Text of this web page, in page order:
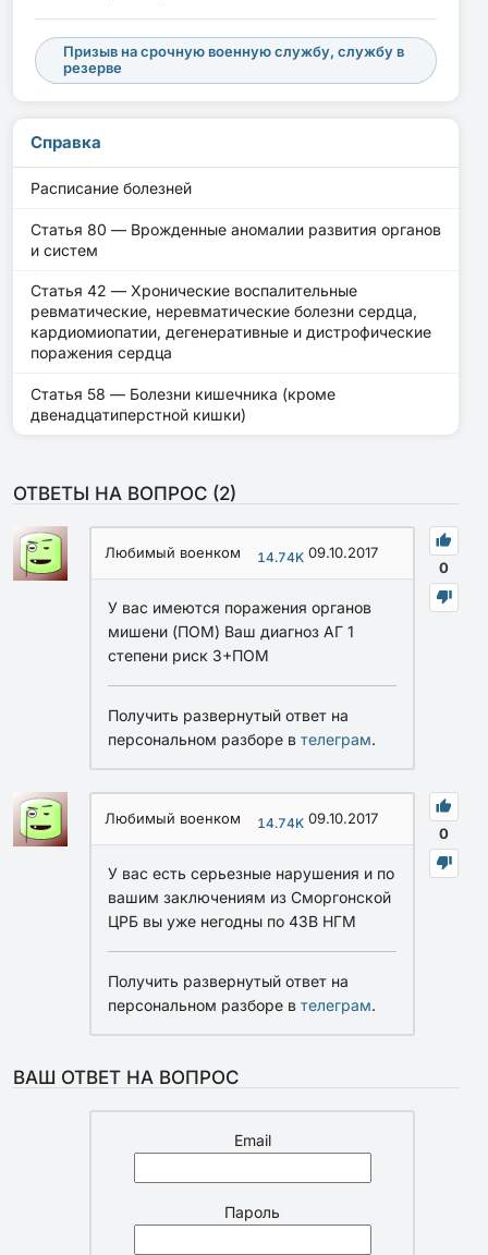
Призыв на срочную военную службу, службу в
резерве
Справка
Расписание болезней
Статья 80 — Врожденные аномалии развития органов
и систем
Статья 42 — Хронические воспалительные
ревматические, неревматические болезни сердца,
кардиомиопатии, дегенеративные и дистрофические
поражения сердца
Статья 58 — Болезни кишечника (кроме
двенадцатиперстной кишки)
ОТВЕТЫ НА ВОПРОС (2)
0
Любимый военком 14.74K 09.10.2017
У вас имеются поражения органов
мишени (ПОМ) Ваш диагноз АГ 1
степени риск 3+ПОМ
Получить развернутый ответ на
персональном разборе в телеграм.
0
Любимый военком 14.74K 09.10.2017
У вас есть серьезные нарушения и по
вашим заключениям из Сморгонской
ЦРБ вы уже негодны по 43В НГМ
Получить развернутый ответ на
персональном разборе в телеграм.
ВАШ ОТВЕТ НА ВОПРОС
Email
Пароль